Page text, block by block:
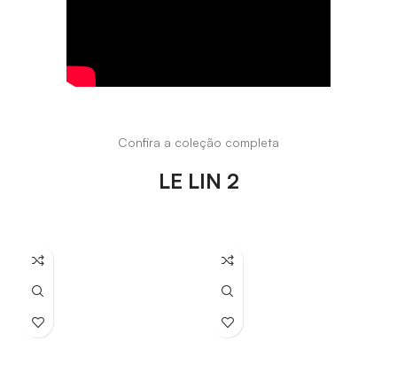
Confira a coleção completa
LE LIN 2